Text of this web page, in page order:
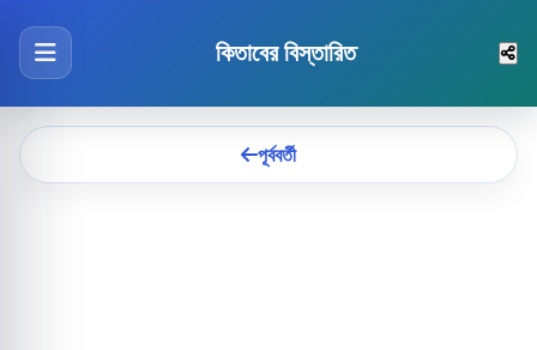
কিতাবের বিস্তারিত
পূর্ববর্তী